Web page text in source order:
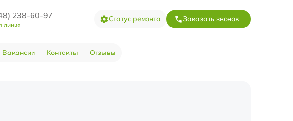
238-60-97
линия
Статус ремонта Заказать звонок
Вакансии Контакты Отзывы